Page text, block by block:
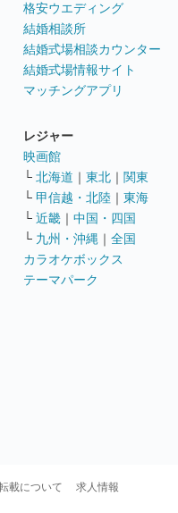
格安ウエディング
結婚相談所
結婚式場相談カウンター
結婚式場情報サイト
マッチングアプリ
レジャー
映画館
└ 北海道 ｜ 東北 ｜ 関東
└ 甲信越・北陸 ｜ 東海
└ 近畿 ｜ 中国・四国
└ 九州・沖縄 ｜ 全国
カラオケボックス
テーマパーク
載について 求人情報